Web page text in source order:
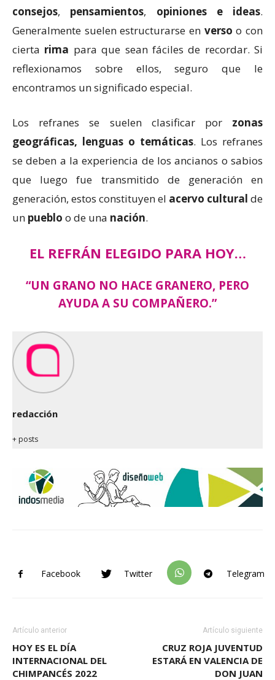
consejos, pensamientos, opiniones e ideas.
Generalmente suelen estructurarse en verso o con
cierta rima para que sean fáciles de recordar. Si
reflexionamos sobre ellos, seguro que le
encontramos un significado especial.
Los refranes se suelen clasificar por zonas
geográficas, lenguas o temáticas. Los refranes
se deben a la experiencia de los ancianos o sabios
que luego fue transmitido de generación en
generación, estos constituyen el acervo cultural de
un pueblo o de una nación.
EL REFRÁN ELEGIDO PARA HOY…
“UN GRANO NO HACE GRANERO, PERO
AYUDA A SU COMPAÑERO.”
redacción
+ posts
Facebook Twitter Telegram
Artículo anterior
HOY ES EL DÍA
INTERNACIONAL DEL
CHIMPANCÉS 2022
Artículo siguiente
CRUZ ROJA JUVENTUD
ESTARÁ EN VALENCIA DE
DON JUAN